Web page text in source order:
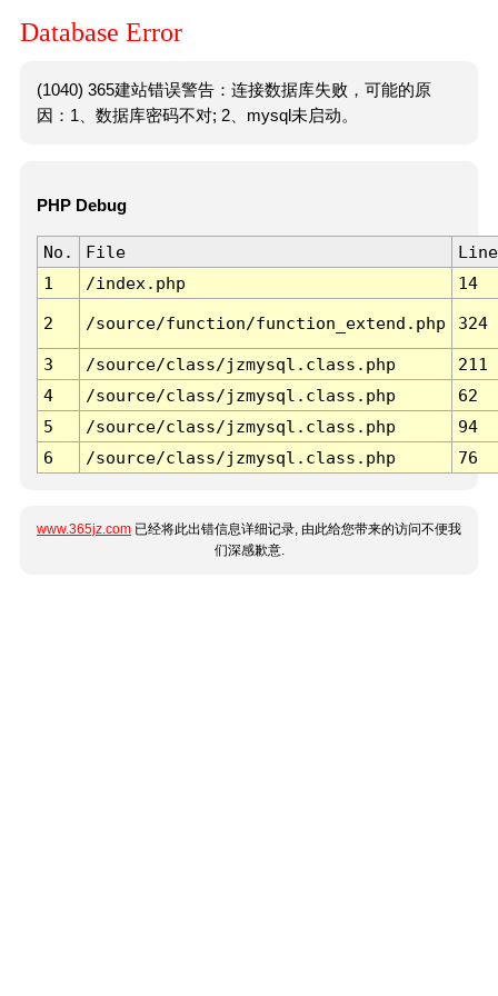
Database Error
(1040) 365建站错误警告：连接数据库失败，可能的原
因：1、数据库密码不对; 2、mysql未启动。
PHP Debug
No. File
Line
1
/index.php 14
2 /source/function/function_extend.php 324
3 /source/class/jzmysql.class.php
211
4
/source/class/jzmysql.class.php
62
5
/source/class/jzmysql.class.php
94
6
/source/class/jzmysql.class.php 76
www.365jz.com 已经将此出错信息详细记录, 由此给您带来的访问不便我
们深感歉意.